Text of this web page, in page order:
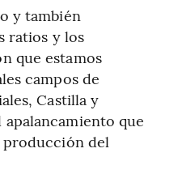
y también
ratios y los
que estamos
campos de
Castilla y
que
producción del